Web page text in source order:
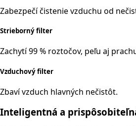
Zabezpečí čistenie vzduchu od
Strieborný filter
Zachytí 99 % roztočov, peľu aj
Vzduchový filter
Zbaví vzduch hlavných nečistôt.
Inteligentná a